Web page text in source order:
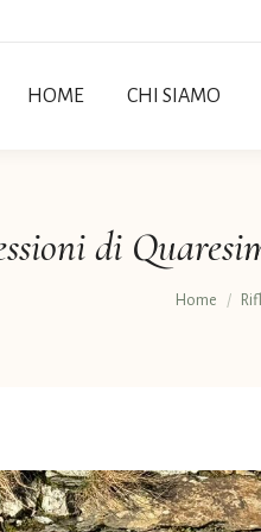
HOME CHI SIAMO
di
Tu sei qui:
Home